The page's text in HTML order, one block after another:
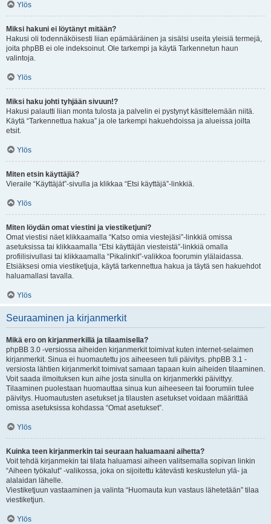
Ylös
Miksi hakuni ei löytänyt mitään?
Hakusi oli todennäköisesti liian epämääräinen ja sisälsi useita yleisiä termejä,
joita phpBB ei ole indeksoinut. Ole tarkempi ja käytä Tarkennetun haun
valintoja.
Ylös
Miksi haku johti tyhjään sivuun!?
Hakusi palautti liian monta tulosta ja palvelin ei pystynyt käsittelemään niitä.
Käytä “Tarkennettua hakua” ja ole tarkempi hakuehdoissa ja alueissa joilta
etsit.
Ylös
Miten etsin käyttäjiä?
Vieraile “Käyttäjät”-sivulla ja klikkaa “Etsi käyttäjä”-linkkiä.
Ylös
Miten löydän omat viestini ja viestiketjuni?
Omat viestisi näet klikkaamalla “Katso omia viestejäsi”-linkkiä omissa
asetuksissa tai klikkaamalla “Etsi käyttäjän viesteistä”-linkkiä omalla
profiilisivullasi tai klikkaamalla “Pikalinkit”-valikkoa foorumin ylälaidassa.
Etsiäksesi omia viestiketjuja, käytä tarkennettua hakua ja täytä sen hakuehdot
haluamallasi tavalla.
Ylös
Seuraaminen ja kirjanmerkit
Mikä ero on kirjanmerkillä ja tilaamisella?
phpBB 3.0 -versiossa aiheiden kirjanmerkit toimivat kuten internet-selaimen
kirjanmerkit. Sinua ei huomautettu jos aiheeseen tuli päivitys. phpBB 3.1 -
versiosta lähtien kirjanmerkit toimivat samaan tapaan kuin aiheiden tilaaminen.
Voit saada ilmoituksen kun aihe josta sinulla on kirjanmerkki päivittyy.
Tilaaminen puolestaan huomauttaa sinua kun aiheeseen tai foorumiin tulee
päivitys. Huomautusten asetukset ja tilausten asetukset voidaan määrittää
omissa asetuksissa kohdassa “Omat asetukset”.
Ylös
Kuinka teen kirjanmerkin tai seuraan haluamaani aihetta?
Voit tehdä kirjanmekin tai tilata haluamasi aiheen valitsemalla sopivan linkin
“Aiheen työkalut” -valikossa, joka on sijoitettu kätevästi keskustelun ylä- ja
alalaidan lähelle.
Viestiketjuun vastaaminen ja valinta “Huomauta kun vastaus lähetetään” tilaa
viestiketjun.
Ylös